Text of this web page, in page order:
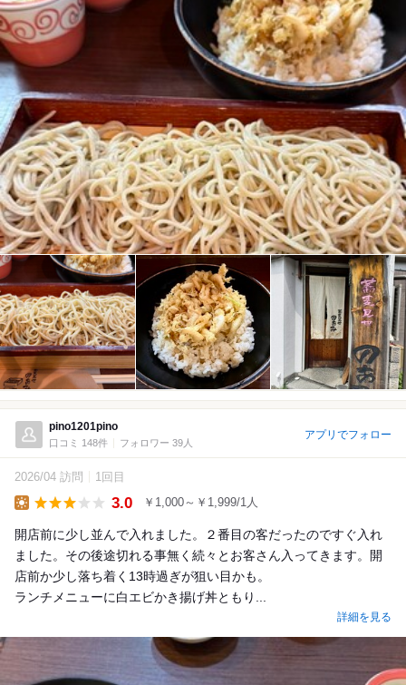
pino1201pino
口コミ 148件 フォロワー 39人
アプリでフォロー
2026/04 訪問 1回目
3.0 ￥1,000～￥1,999/1人
開店前に少し並んで入れました。２番目の客だったのですぐ入れ
ました。その後途切れる事無く続々とお客さん入ってきます。開
店前か少し落ち着く13時過ぎが狙い目かも。
ランチメニューに白エビかき揚げ丼ともり...
詳細を見る